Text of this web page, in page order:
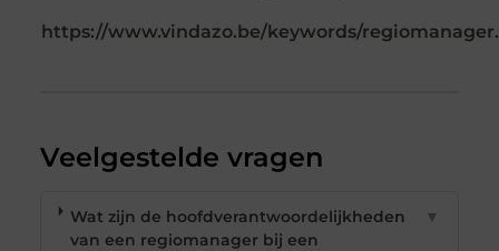
https://www.vindazo.be/keywords/
Veelgestelde vragen
Wat zijn de hoofdverantwoordelijkheden
van een regiomanager bij een
▼